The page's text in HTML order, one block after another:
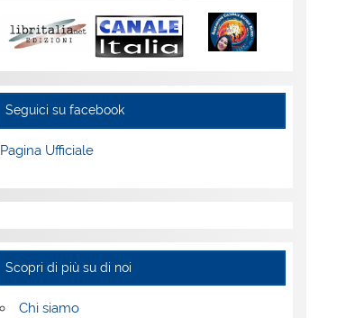
Seguici su facebook
Pagina Ufficiale
Scopri di più su di noi
Chi siamo